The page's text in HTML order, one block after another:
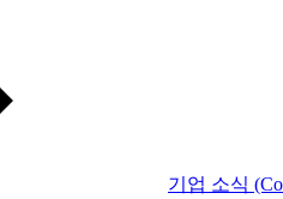
기업 소식